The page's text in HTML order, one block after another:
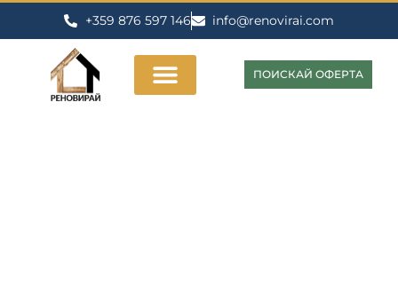
+359 876 597 146 info@renovirai.com
ПОИСКАЙ ОФЕРТА